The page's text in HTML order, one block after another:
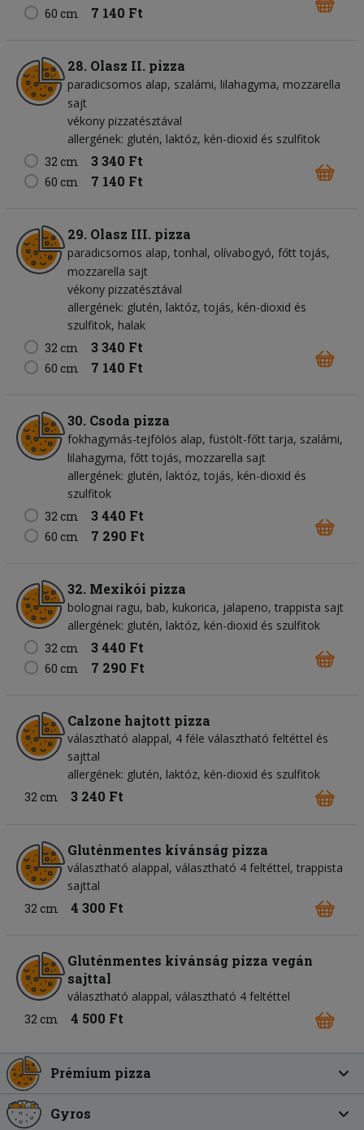
60 cm 7 140 Ft
28. Olasz II. pizza
paradicsomos alap szalámi lilahagyma mozzarella
sajt
vékony pizzatésztával
allergének: glutén, laktóz, kén-dioxid és szulfitok
32 cm
3 340 Ft
60 cm 7 140 Ft
29. Olasz III. pizza
paradicsomos alap tonhal olívabogyó főtt tojás
mozzarella sajt
vékony pizzatésztával
allergének: glutén, laktóz, tojás, kén-dioxid és
szulfitok, halak
32 cm
3 340 Ft
60 cm 7 140 Ft
30. Csoda pizza
fokhagymás-tejfölös alap füstölt-főtt tarja szalámi
lilahagyma főtt tojás mozzarella sajt
allergének: glutén, laktóz, tojás, kén-dioxid és
szulfitok
32 cm
3 440 Ft
60 cm 7 290 Ft
32. Mexikói pizza
bolognai ragu bab kukorica jalapeno trappista sajt
allergének: glutén, laktóz, kén-dioxid és szulfitok
32 cm
3 440 Ft
60 cm 7 290 Ft
Calzone hajtott pizza
választható alappal, 4 féle választható feltéttel és
sajttal
allergének: glutén, laktóz, kén-dioxid és szulfitok
32 cm
3 240 Ft
Gluténmentes kívánság pizza
választható alappal, választható 4 feltéttel, trappista
sajttal
32 cm
4 300 Ft
Gluténmentes kívánság pizza vegán
sajttal
választható alappal, választható 4 feltéttel
32 cm
4 500 Ft
Prémium pizza
Gyros